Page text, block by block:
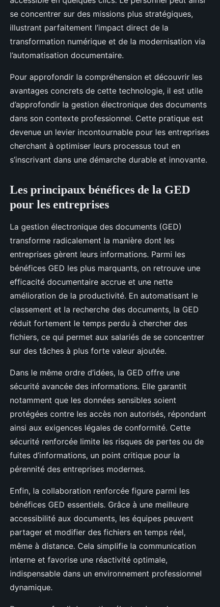
se concentrer sur des missions plus stratégiques,
illustrant parfaitement l’impact direct de la
transformation numérique et de la modernisation via
l’automatisation documentaire.
Pour approfondir la compréhension et découvrir les
avantages concrets de cette technologie, il est utile
d’approfondir la gestion électronique des documents
dans son contexte professionnel. Cette pratique est
devenue un levier incontournable pour les entreprises
cherchant à optimiser leurs processus tout en
s’inscrivant dans une démarche durable et innovante.
Les principaux bénéfices de la GED
pour les entreprises
La gestion électronique des documents (GED)
transforme radicalement la manière dont les
entreprises gèrent leurs informations. Parmi les
bénéfices GED les plus marquants, on retrouve une
efficacité documentaire accrue et une nette
amélioration de la productivité. En automatisant le
classement et la recherche des documents, la GED
réduit fortement le temps perdu à chercher des
fichiers, ce qui permet aux salariés de se concentrer
sur des tâches à plus forte valeur ajoutée.
Dans le même ordre d’idées, la GED offre une
sécurité avancée des informations. Elle garantit
notamment que les données sensibles soient
protégées contre les accès non autorisés, répondant
ainsi aux exigences légales de conformité. Cette
sécurité renforcée limite les risques de pertes ou de
fuites d’informations, un point critique pour la
pérennité des entreprises modernes.
Enfin, la collaboration renforcée figure parmi les
bénéfices GED essentiels. Grâce à une meilleure
accessibilité aux documents, les équipes peuvent
partager et modifier des fichiers en temps réel,
même à distance. Cela simplifie la communication
interne et favorise une réactivité optimale,
indispensable dans un environnement professionnel
dynamique.